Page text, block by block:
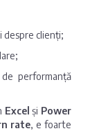
despre clienți;
performanță
Excel și Power
rate, e foarte